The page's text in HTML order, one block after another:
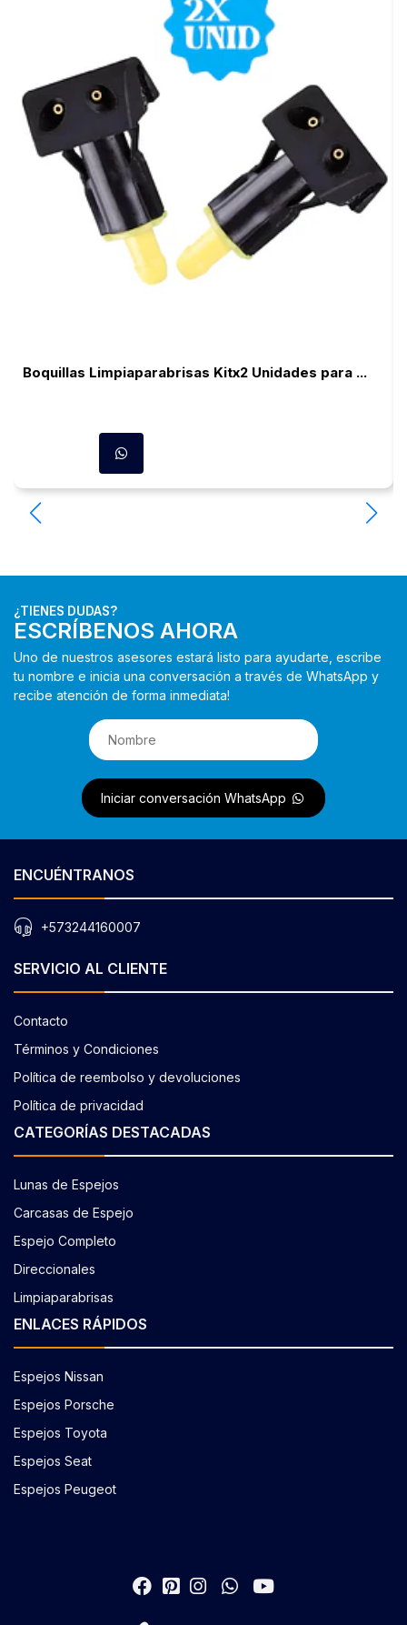
Boquillas Limpiaparabrisas Kitx2 Unidades para ...
¿TIENES DUDAS?
ESCRÍBENOS AHORA
Uno de nuestros asesores estará listo para ayudarte, escribe
tu nombre e inicia una conversación a través de WhatsApp y
recibe atención de forma inmediata!
Iniciar conversación WhatsApp
ENCUÉNTRANOS
+573244160007
SERVICIO AL CLIENTE
Contacto
Términos y Condiciones
Política de reembolso y devoluciones
Política de privacidad
CATEGORÍAS DESTACADAS
Lunas de Espejos
Carcasas de Espejo
Espejo Completo
Direccionales
Limpiaparabrisas
ENLACES RÁPIDOS
Espejos Nissan
Espejos Porsche
Espejos Toyota
Espejos Seat
Espejos Peugeot